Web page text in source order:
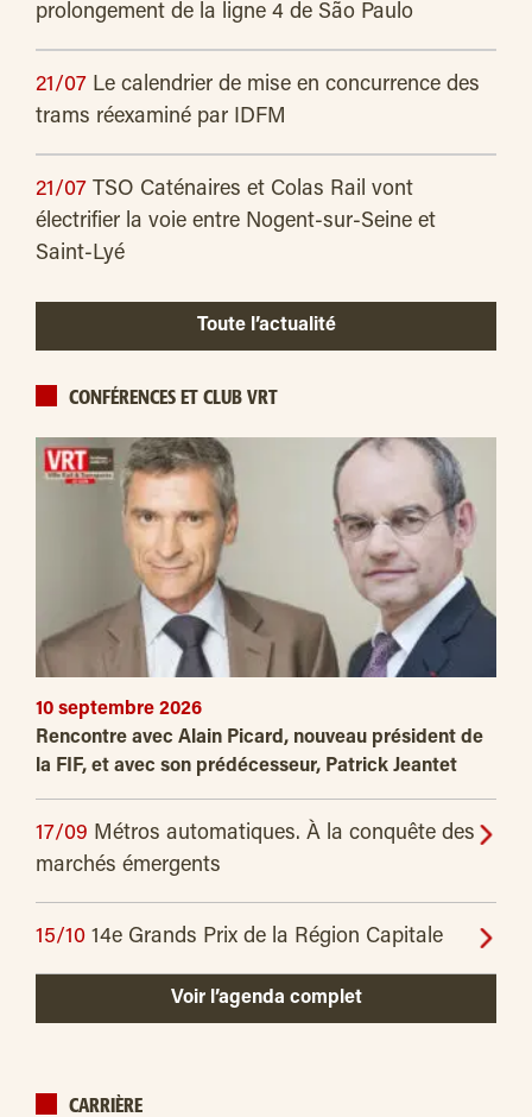
prolongement de la ligne 4 de São Paulo
21/07 Le calendrier de mise en concurrence des
trams réexaminé par IDFM
21/07 TSO Caténaires et Colas Rail vont
électrifier la voie entre Nogent-sur-Seine et
Saint-Lyé
Toute l’actualité
CONFÉRENCES ET CLUB VRT
10 septembre 2026
Rencontre avec Alain Picard, nouveau président de
la FIF, et avec son prédécesseur, Patrick Jeantet
17/09 Métros automatiques. À la conquête des
marchés émergents
15/10 14e Grands Prix de la Région Capitale
Voir l’agenda complet
CARRIÈRE